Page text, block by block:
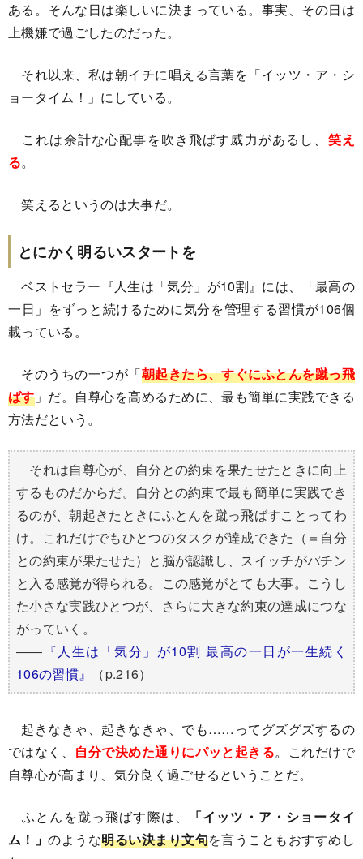
ある。そんな日は楽しいに決まっている。事実、その日は
上機嫌で過ごしたのだった。
それ以来、私は朝イチに唱える言葉を「イッツ・ア・シ
ョータイム！」にしている。
これは余計な心配事を吹き飛ばす威力があるし、 笑え
る。
笑えるというのは大事だ。
とにかく明るいスタートを
ベストセラー『人生は「気分」が10割』には、「最高の
一日」をずっと続けるために気分を管理する習慣が106個
載っている。
そのうちの一つが「朝起きたら、すぐにふとんを蹴っ飛
ばす」だ。自尊心を高めるために、最も簡単に実践できる
方法だという。
それは自尊心が、自分との約束を果たせたときに向上
するものだからだ。自分との約束で最も簡単に実践でき
るのが、朝起きたときにふとんを蹴っ飛ばすことってわ
け。これだけでもひとつのタスクが達成できた（＝自分
との約束が果たせた）と脳が認識し、スイッチがパチン
と入る感覚が得られる。この感覚がとても大事。こうし
た小さな実践ひとつが、さらに大きな約束の達成につな
がっていく。
―― 『人生は「気分」が10割 最高の一日が一生続く
106の習慣』
（p.216）
起きなきゃ、起きなきゃ、でも……ってグズグズするの
ではなく、 自分で決めた通りにパッと起きる。これだけで
自尊心が高まり、気分良く過ごせるということだ。
ふとんを蹴っ飛ばす際は、
「イッツ・ア・ショータイ
ム！」のような明るい決まり文句を言うこともおすすめし